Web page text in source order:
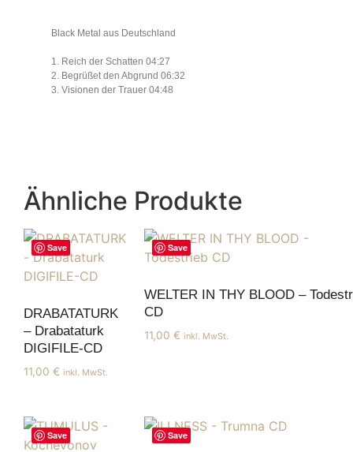
Black Metal aus Deutschland
1. Reich der Schatten 04:27
2. Begrüßet den Abgrund 06:32
3. Visionen der Trauer 04:48
Ähnliche Produkte
Save
DRABATATURK
– Drabataturk
DIGIFILE-CD
11,00 € inkl. MwSt.
Save
WELTER IN THY BLOOD –
CD
11,00 € inkl. MwSt.
Save Save